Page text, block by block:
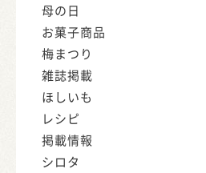
母の日
お菓子商品
梅まつり
雑誌掲載
ほしいも
レシピ
掲載情報
シロタ